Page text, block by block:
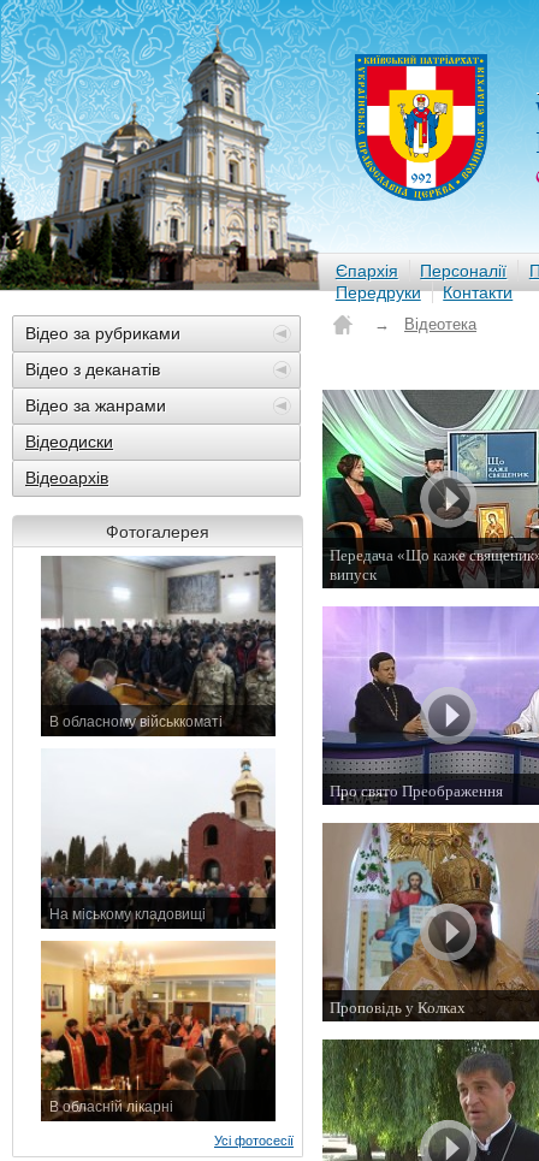
Єпархія Персоналії
Передруки
Контакти
Відео за рубриками
Відео з деканатів
Відео за жанрами
Відеодиски
Відеоархів
Фотогалерея
В обласному військкоматі
На міському кладовищі
В обласній лікарні
Усі фотосесії
→ Відеотека
Передача «Що каже
випуск
Про свято Преображення
Проповідь у Колках